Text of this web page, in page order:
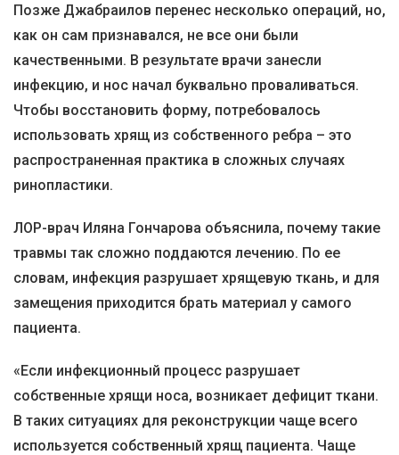
Позже Джабраилов перенес несколько операций, но,
как он сам признавался, не все они были
качественными. В результате врачи занесли
инфекцию, и нос начал буквально проваливаться.
Чтобы восстановить форму, потребовалось
использовать хрящ из собственного ребра – это
распространенная практика в сложных случаях
ринопластики.
ЛОР-врач Иляна Гончарова объяснила, почему такие
травмы так сложно поддаются лечению. По ее
словам, инфекция разрушает хрящевую ткань, и для
замещения приходится брать материал у самого
пациента.
«Если инфекционный процесс разрушает
собственные хрящи носа, возникает дефицит ткани.
В таких ситуациях для реконструкции чаще всего
используется собственный хрящ пациента. Чаще